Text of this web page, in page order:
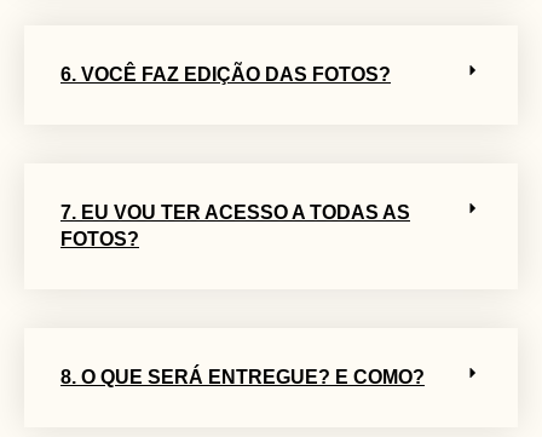
6. VOCÊ FAZ EDIÇÃO DAS FOTOS?
7. EU VOU TER ACESSO A TODAS AS
FOTOS?
8. O QUE SERÁ ENTREGUE? E COMO?